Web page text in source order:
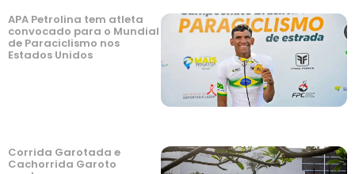
APA Petrolina tem atleta
convocado para o Mundial
de Paraciclismo nos
Estados Unidos
Corrida Garotada e
Cachorrida Garoto